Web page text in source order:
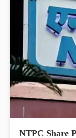
NTPC Share